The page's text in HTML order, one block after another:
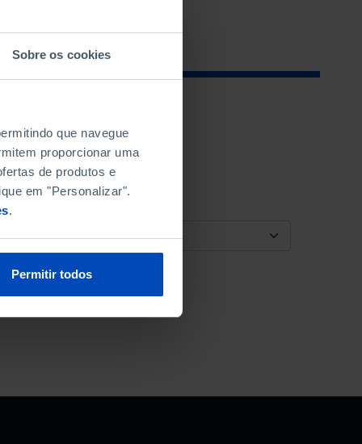
Sobre os cookies
que navegue
proporcionar uma
de produtos e
em "Personalizar".
.
Permitir todos
ORDENAR POR